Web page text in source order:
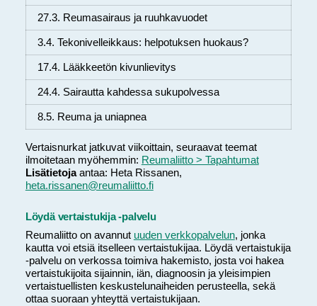
27.3. Reumasairaus ja ruuhkavuodet
3.4. Tekonivelleikkaus: helpotuksen huokaus?
17.4. Lääkkeetön kivunlievitys
24.4. Sairautta kahdessa sukupolvessa
8.5. Reuma ja uniapnea
Vertaisnurkat jatkuvat viikoittain, seuraavat teemat
ilmoitetaan myöhemmin: Reumaliitto > Tapahtumat
Lisätietojaantaa: Heta Rissanen,
heta.rissanen@reumaliitto.fi
Löydä vertaistukija -palvelu
Reumaliitto on avannut uuden verkkopalvelun, jonka
kautta voi etsiä itselleen vertaistukijaa. Löydä vertaistukija
-palvelu on verkossa toimiva hakemisto, josta voi hakea
vertaistukijoita sijainnin, iän, diagnoosin ja yleisimpien
vertaistuellisten keskustelunaiheiden perusteella, sekä
ottaa suoraan yhteyttä vertaistukijaan.